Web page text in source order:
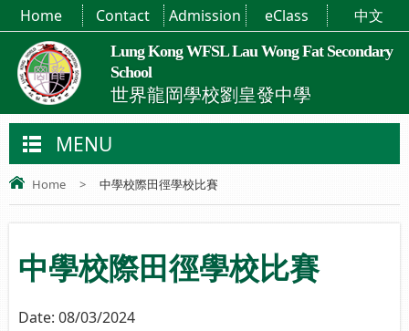
Lung Kong WFSL Lau Wong Fat Secondary
School
世界龍岡學校劉皇發中學
Home Contact Admission eClass 中文
MENU
Home > 中學校際田徑學校比賽
中學校際田徑學校比賽
Date: 08/03/2024